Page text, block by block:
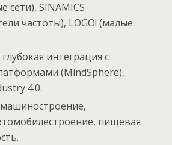
SINAMICS
частоты), LOGO! (малые
глубокая интеграция с
(MindSphere),
4.0.
машиностроение,
пищевая